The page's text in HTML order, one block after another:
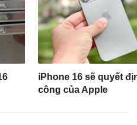
iPhone 16 sẽ quyết
công của Apple